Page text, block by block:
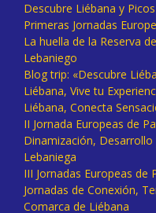
Descubre Liébana y
Primeras Jornadas
La huella de la Reserva
Lebaniego
Blog trip: «Descubre
Liébana, Vive tu
Liébana, Conecta
II Jornada Europeas de
Dinamización,
Lebaniega
III Jornadas Europeas de
Jornadas de Conexión,
Comarca de Liébana